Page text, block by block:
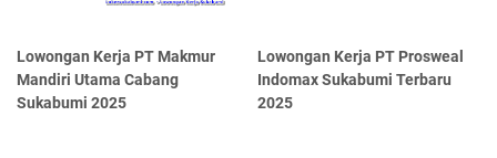
Lowongan Kerja PT Makmur
Mandiri Utama Cabang
Sukabumi 2025
Lowongan Kerja PT Prosweal
Indomax Sukabumi Terbaru
2025